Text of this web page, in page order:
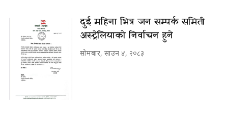
दुई महिना भित्र जन सम्पर्क समिती
अस्ट्रेलियाको निर्वाचन हुने
सोमबार, साउन ४, २०८३